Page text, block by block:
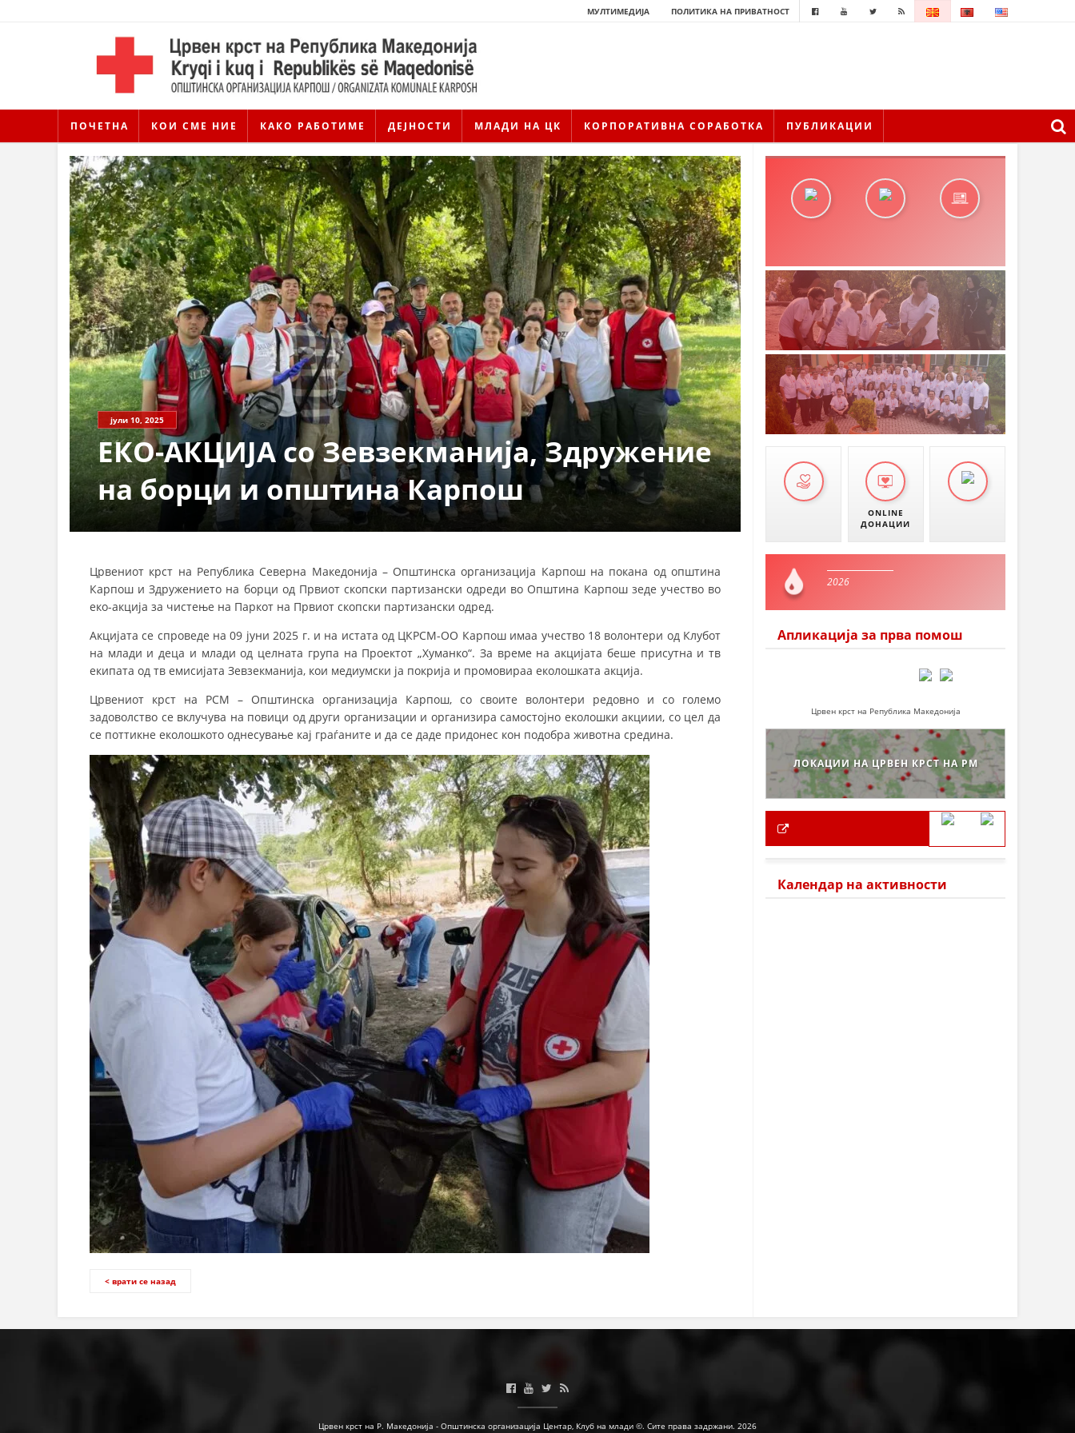
МУЛТИМЕДИЈА ПОЛИТИКА НА ПРИВАТНОСТ
ПОЧЕТНА КОИ СМЕ НИЕ КАКО РАБОТИМЕ ДЕЈНОСТИ МЛАДИ НА ЦК КОРПОРАТИВНА СОРАБОТКА ПУБЛИКАЦИИ
ДЕЈСТВУВАЊЕ
ПРИРАЧНИЦИ
БРОШУРИ
јули 10, 2025
ЕКО-АКЦИЈА со Зевзекманија, Здружение
на борци и општина Карпош
Црвениот крст на Република Северна Македонија – Општинска организација Карпош на покана од општина
Карпош и Здружението на борци од Првиот скопски партизански одреди во Општина Карпош зеде учество во
еко-акција за чистење на Паркот на Првиот скопски партизански одред.
Акцијата се спроведе на 09 јуни 2025 г. и на истата од ЦКРСМ-ОО Карпош имаа учество 18 волонтери од Клубот
на млади и деца и млади од целната група на Проектот „Хуманко“. За време на акцијата беше присутна и тв
екипата од тв емисијата Зевзекманија, кои медиумски ја покрија и промовираа еколошката акција.
Црвениот крст на РСМ – Општинска организација Карпош, со своите волонтери редовно и со големо
задоволство се вклучува на повици од други организации и организира самостојно еколошки акциии, со цел да
се поттикне еколошкото однесување кај граѓаните и да се даде придонес кон подобра животна средина.
< врати се назад
ONLINE
ДОНАЦИИ
2026
Апликација за прва помош
Црвен крст на Република Македонија
ЛОКАЦИИ НА ЦРВЕН КРСТ НА РМ
Календар на активности
Црвен крст на Р. Македонија - Општинска организација Центар, Клуб на млади ©. Сите права задржани. 2026